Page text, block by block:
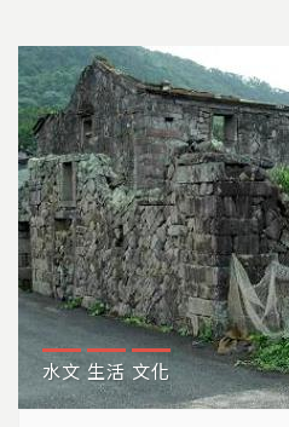
水文 生活 文化